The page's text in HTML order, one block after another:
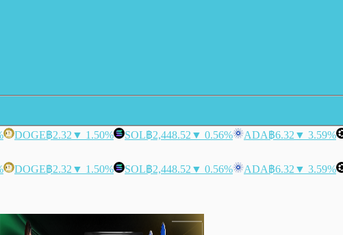
DOGE฿2.32 ▼ 1.50% SOL฿2,448.52 ▼ 0.56% ADA฿6.32 ▼ 3.59%
DOGE฿2.32 ▼ 1.50% SOL฿2,448.52 ▼ 0.56% ADA฿6.32 ▼ 3.59%